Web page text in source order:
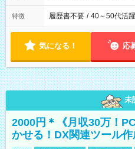
特徴 履歴書不要 / 40～50代活
気になる！ 応
未
2000円＊《月収30万！
かせる！DX関連ツール作